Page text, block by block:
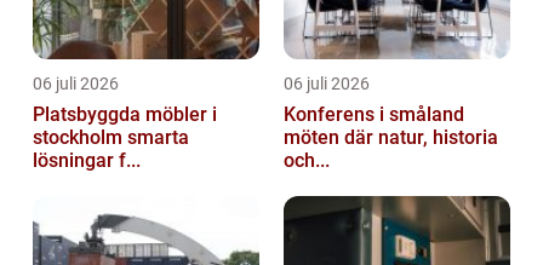
06 juli 2026
Platsbyggda möbler i
stockholm smarta
lösningar f...
06 juli 2026
Konferens i småland
möten där natur, historia
och...